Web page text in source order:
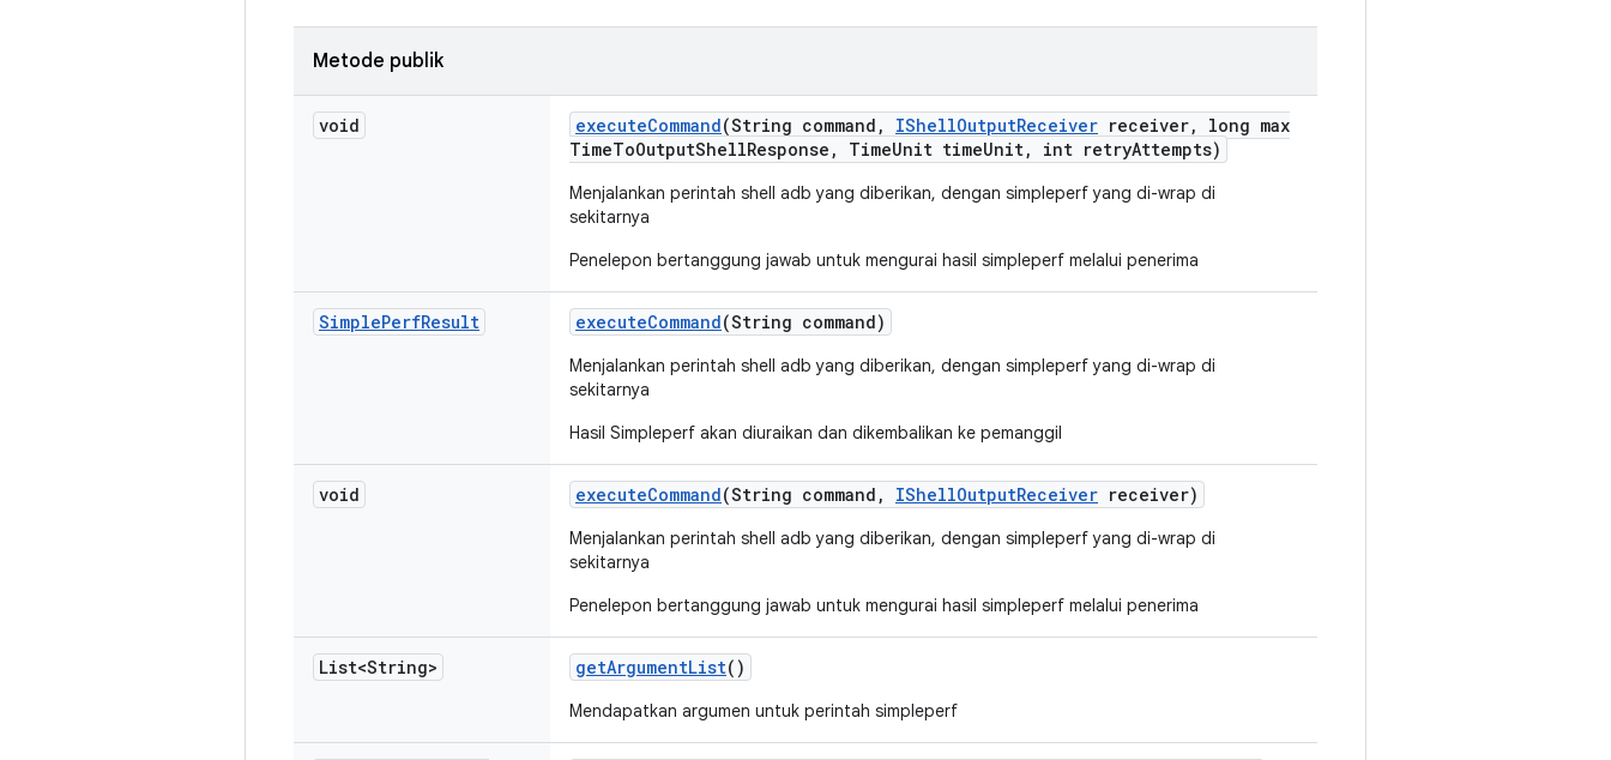
Metode publik
void executeCommand(String command , IShellOutputReceiver receiver,
long max
TimeToOutputShellResponse , TimeUnit timeUnit, int retryAttempts)
Menjalankan perintah shell adb yang diberikan, dengan simpleperf yang di-wrap di
sekitarnya
Penelepon bertanggung jawab untuk mengurai hasil simpleperf melalui penerima
SimplePerfResult executeCommand(String command)
Menjalankan perintah shell adb yang diberikan, dengan simpleperf yang di-wrap di
sekitarnya
Hasil Simpleperf akan diuraikan dan dikembalikan ke pemanggil
void executeCommand(String command , IShellOutputReceiver receiver)
Menjalankan perintah shell adb yang diberikan, dengan simpleperf yang di-wrap di
sekitarnya
Penelepon bertanggung jawab untuk mengurai hasil simpleperf melalui penerima
List<String> getArgumentList()
Mendapatkan argumen untuk perintah simpleperf